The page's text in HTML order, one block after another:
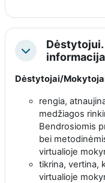
Sutraukti
Dėstytojui.
informacija
Dėstytojai/
rengia,
medžiagos
Bendrosiomis
bei
virtualioje
tikrina, vertina,
virtualioje